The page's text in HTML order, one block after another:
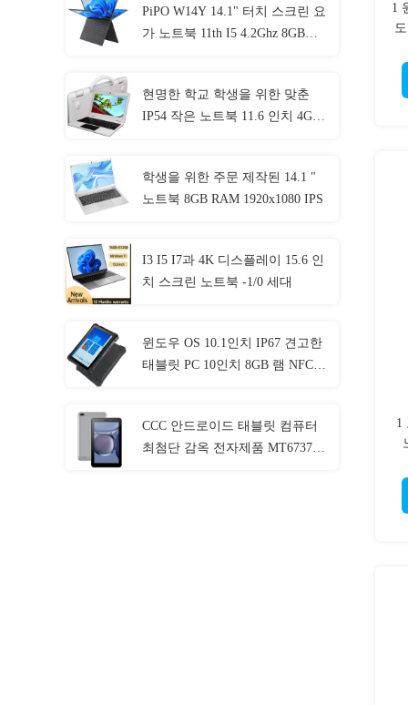
PiPO W14Y 14.1" 터치 스크린 요
가 노트북 11th I5 4.2Ghz 8GB
현명한 학교 학생을 위한 맞춘
IP54 작은 노트북 11.6 인치 4GB
학생을 위한 주문 제작된 14.1 "
노트북 8GB RAM 1920x1080 IPS
I3 I5 I7과 4K 디스플레이 15.6 인
치 스크린 노트북 -1/0 세대
윈도우 OS 10.1인치 IP67 견고한
태블릿 PC 10인치 8GB 램 NFC
CCC 안드로이드 태블릿 컴퓨터
최첨단 감옥 전자제품 MT6737
1
1